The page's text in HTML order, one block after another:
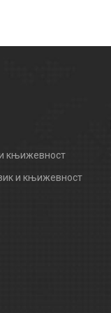
књижевност
и књижевност